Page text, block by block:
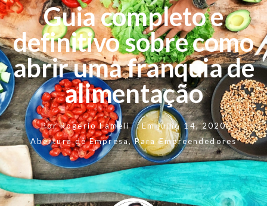
Guia completo e
definitivo sobre como
abrir uma franquia de
alimentação
PorRogerio Fameli Em julho 14, 2020
Abertura de Empresa,Para Empreendedores